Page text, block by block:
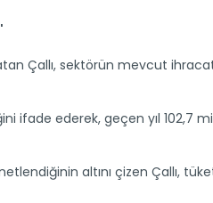
Çallı, sektörün mevcut
ifade ederek, geçen yıl 102,7
altını çizen Çallı,